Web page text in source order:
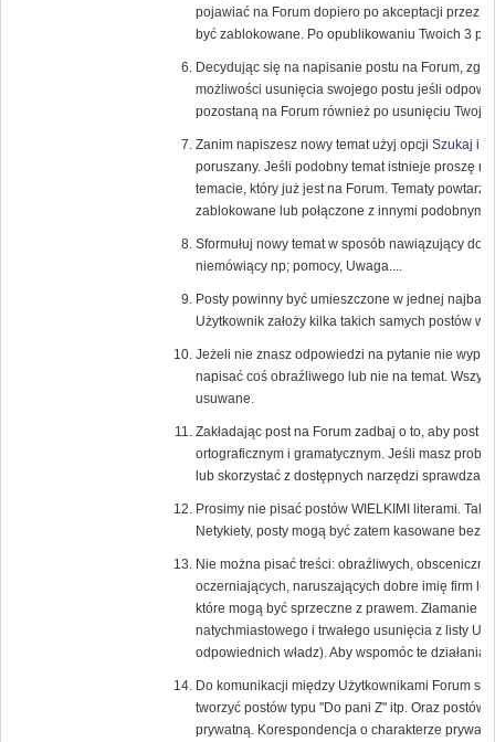
pojawiać na Forum dopiero po akceptacji przez
być zablokowane. Po opublikowaniu Twoich 3
Decydując się na napisanie postu na Forum,
możliwości usunięcia swojego postu jeśli
pozostaną na Forum również po usunięciu
Zanim napiszesz nowy temat użyj opcji Szukaj i
poruszany. Jeśli podobny temat istnieje proszę
temacie, który już jest na Forum. Tematy
zablokowane lub połączone z innymi podobnymi
Sformułuj nowy temat w sposób nawiązujący do
niemówiący np; pomocy, Uwaga....
Posty powinny być umieszczone w jednej
Użytkownik założy kilka takich samych postów
Jeżeli nie znasz odpowiedzi na pytanie nie
napisać coś obraźliwego lub nie na temat.
usuwane.
Zakładając post na Forum zadbaj o to, aby post
ortograficznym i gramatycznym. Jeśli masz
lub skorzystać z dostępnych narzędzi
Prosimy nie pisać postów WIELKIMI literami.
Netykiety, posty mogą być zatem kasowane bez
Nie można pisać treści: obraźliwych,
oczerniających, naruszających dobre imię firm
które mogą być sprzeczne z prawem. Złamanie
natychmiastowego i trwałego usunięcia z listy
odpowiednich władz). Aby wspomóc te
Do komunikacji między Użytkownikami Forum
tworzyć postów typu "Do pani Z" itp. Oraz postów
prywatną. Korespondencja o charakterze